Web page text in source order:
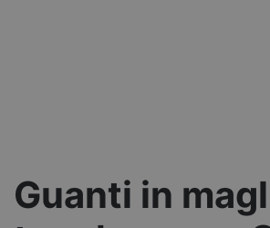
Guanti in